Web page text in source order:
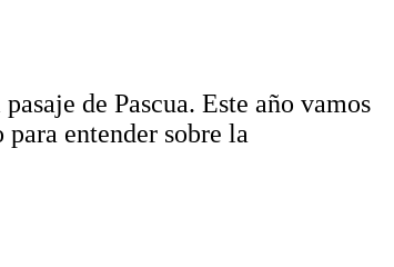
de Pascua. Este año vamos
entender sobre la